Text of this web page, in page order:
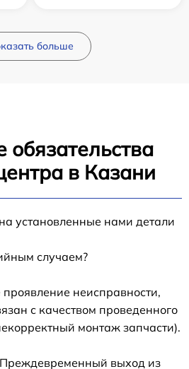
больше
обязательства
в Казани
установленные нами детали
случаем?
неисправности,
с качеством проведенного
монтаж запчасти).
выход из